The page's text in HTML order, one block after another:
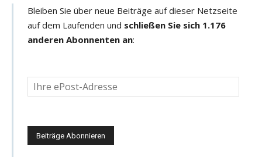
Bleiben Sie über neue Beiträge auf dieser Netzseite
auf dem Laufenden und schließen Sie sich 1.176
anderen Abonnenten an:
e
n
e